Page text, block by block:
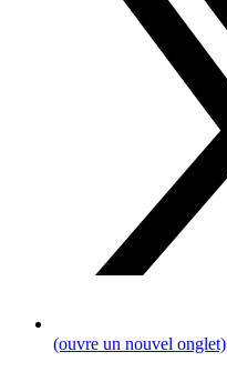
(ouvre un nouvel onglet)